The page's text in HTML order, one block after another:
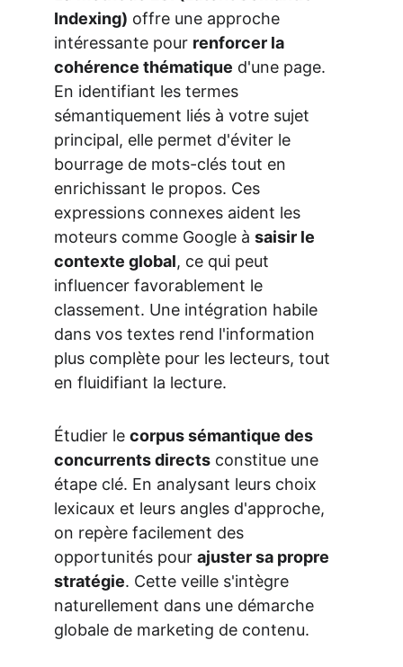
Indexing) offre une approche
intéressante pour renforcer la
cohérence thématique d'une page.
En identifiant les termes
sémantiquement liés à votre sujet
principal, elle permet d'éviter le
bourrage de mots-clés tout en
enrichissant le propos. Ces
expressions connexes aident les
moteurs comme Google à saisir le
contexte global, ce qui peut
influencer favorablement le
classement. Une intégration habile
dans vos textes rend l'information
plus complète pour les lecteurs, tout
en fluidifiant la lecture.
Étudier le corpus sémantique des
concurrents directs constitue une
étape clé. En analysant leurs choix
lexicaux et leurs angles d'approche,
on repère facilement des
opportunités pour ajuster sa propre
stratégie. Cette veille s'intègre
naturellement dans une démarche
globale de marketing de contenu.